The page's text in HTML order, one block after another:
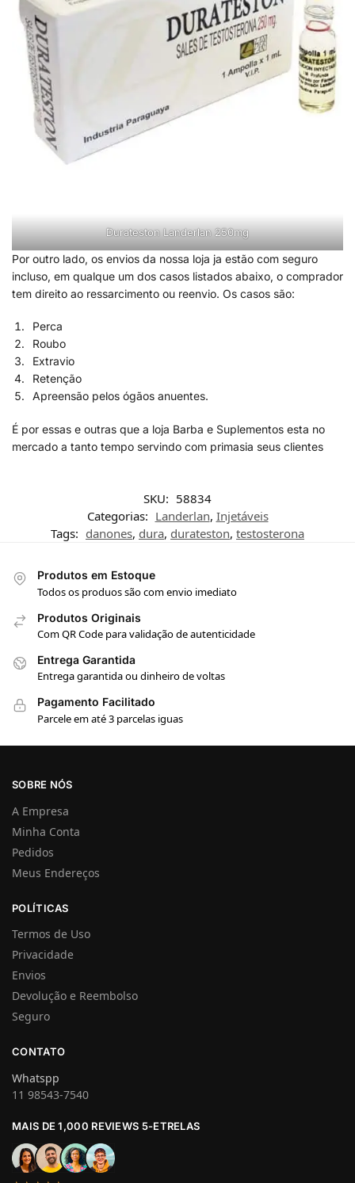
Durateston Landerlan 250mg
Por outro lado, os envios da nossa loja ja estão com seguro
incluso, em qualque um dos casos listados abaixo, o comprador
tem direito ao ressarcimento ou reenvio. Os casos são:
Perca
Roubo
Extravio
Retenção
Apreensão pelos ógãos anuentes.
É por essas e outras que a loja Barba e Suplementos esta no
mercado a tanto tempo servindo com primasia seus clientes
SKU: 58834
Categorias: Landerlan, Injetáveis
Tags: danones, dura, durateston, testosterona
Produtos em Estoque
Todos os produos são com envio imediato
Produtos Originais
Com QR Code para validação de autenticidade
Entrega Garantida
Entrega garantida ou dinheiro de voltas
Pagamento Facilitado
Parcele em até 3 parcelas iguas
SOBRE NÓS
A Empresa
Minha Conta
Pedidos
Meus Endereços
POLÍTICAS
Termos de Uso
Privacidade
Envios
Devolução e Reembolso
Seguro
CONTATO
Whatspp
11 98543-7540
MAIS DE 1,000 REVIEWS 5-ETRELAS